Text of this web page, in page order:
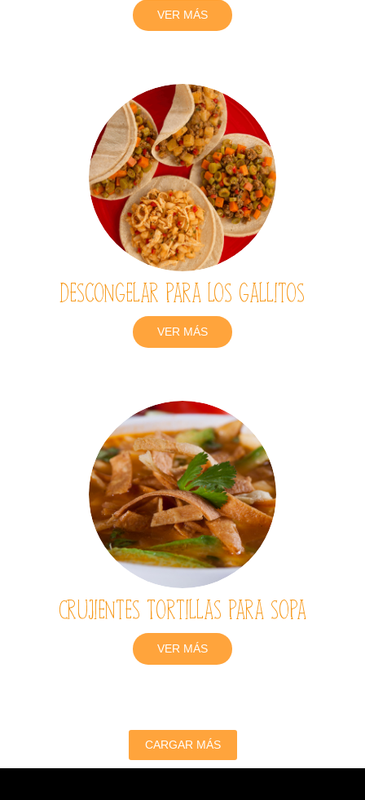
VER MÁS
Descongelar para los gallitos
VER MÁS
Crujientes Tortillas para sopa
VER MÁS
CARGAR MÁS